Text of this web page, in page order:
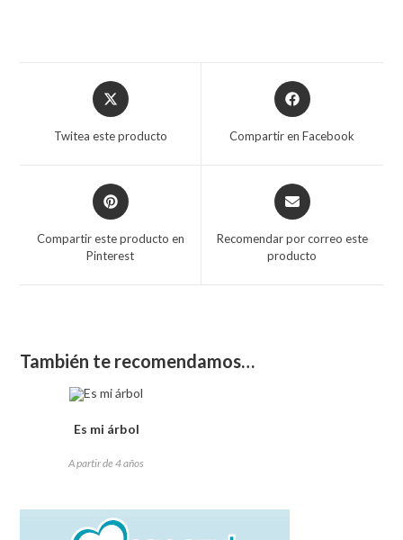
Twitea este producto Compartir en Facebook
Compartir este producto en
Pinterest
Recomendar por correo este
producto
También te recomendamos…
Es mi árbol
A partir de 4 años